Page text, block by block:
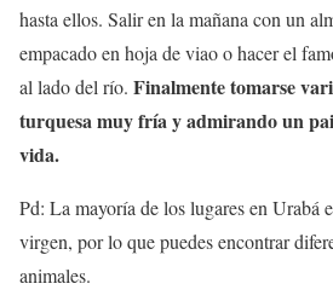
hasta ellos. Salir en la mañana con un
empacado en hoja de viao o hacer el
al lado del río. Finalmente tomarse
turquesa muy fría y admirando un
vida.
Pd: La mayoría de los lugares en Urabá
virgen, por lo que puedes encontrar
animales.